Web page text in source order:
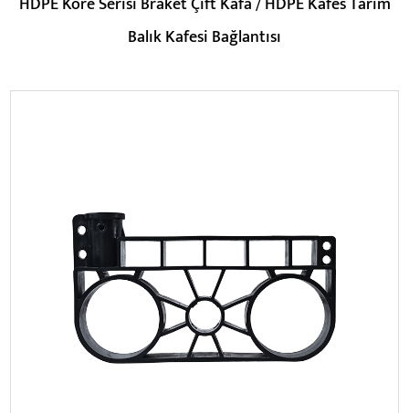
Parametreler:
DEVAMINI OKU
Balık Kafesi Bağlantısı